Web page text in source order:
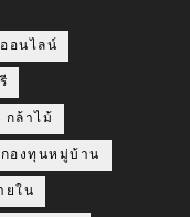
อนไลน์
กล้าไม้
กองทุนหมู่บ้าน
ยใน